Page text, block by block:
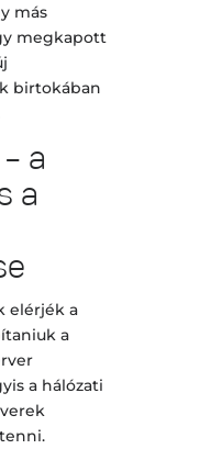
más
megkapott
birtokában
a
a
elérjék a
a
a hálózati